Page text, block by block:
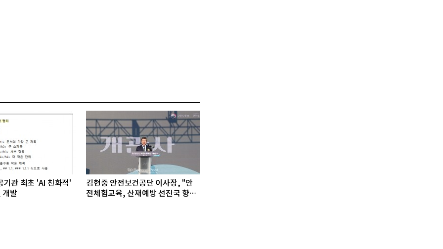
기관 최초 'AI 친화적'
개발
김현중 안전보건공단 이사장, "안
전체험교육, 산재예방 선진국 향한